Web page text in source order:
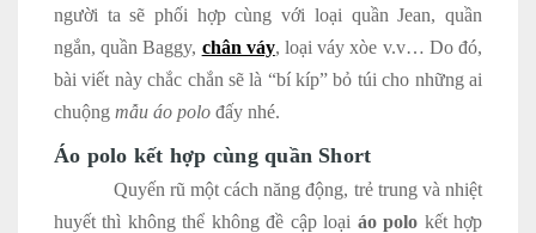
người ta sẽ phối hợp cùng với loại quần Jean, quần
ngắn, quần Baggy, chân váy, loại váy xòe v.v… Do đó,
bài viết này chắc chắn sẽ là “bí kíp” bỏ túi cho những ai
chuộng mẫu áo polo đấy nhé.
Áo polo kết hợp cùng quần Short
Quyến rũ một cách năng động, trẻ trung và nhiệt
huyết thì không thể không đề cập loại áo polo kết hợp